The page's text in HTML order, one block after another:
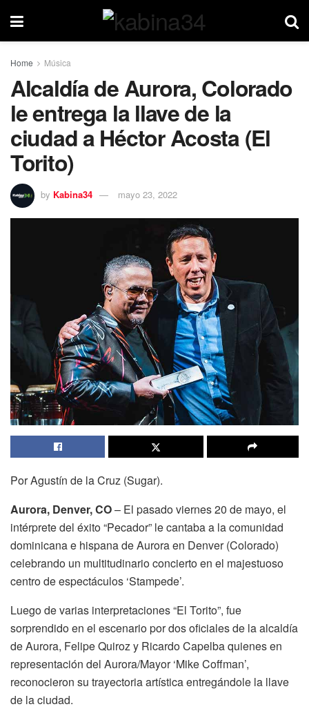
Home Música
Alcaldía de Aurora, Colorado
le entrega la llave de la
ciudad a Héctor Acosta (El
Torito)
by Kabina34 mayo 23, 2022
Por Agustín de la Cruz (Sugar).
Aurora, Denver, CO– El pasado viernes 20 de mayo, el
intérprete del éxito “Pecador” le cantaba a la comunidad
dominicana e hispana de Aurora en Denver (Colorado)
celebrando un multitudinario concierto en el majestuoso
centro de espectáculos ‘Stampede’.
Luego de varias interpretaciones “El Torito”, fue
sorprendido en el escenario por dos oficiales de la alcaldía
de Aurora, Felipe Quiroz y Ricardo Capelba quienes en
representación del Aurora/Mayor ‘Mike Coffman’,
reconocieron su trayectoria artística entregándole la llave
de la ciudad.